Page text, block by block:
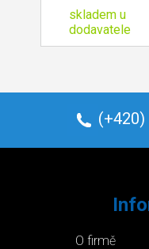
skladem u
dodavatele
(+420)
O firmě